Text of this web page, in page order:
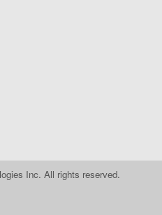
Inc. All rights reserved.